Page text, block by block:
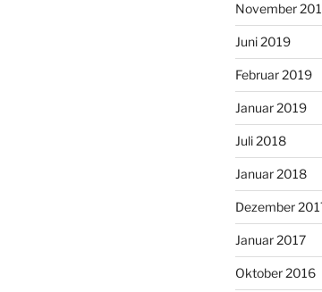
November
Juni 2019
Februar 2019
Januar 2019
Juli 2018
Januar 2018
Dezember
Januar 2017
Oktober 2016